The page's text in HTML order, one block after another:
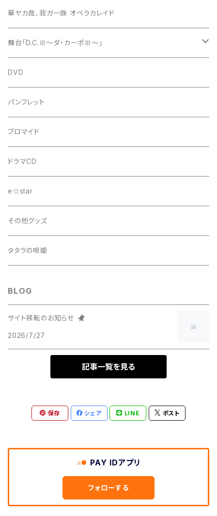
華ヤカ哉、我ガ一族 オペラカレイド
舞台「D.C.Ⅲ～ダ・カーポⅢ～」
舞台「D.C.Ⅲ～ダ・カーポⅢ～ミライへの伝言」
舞台『D.C.III～ダ・カーポIII～君と旅する時の魔法』
DVD
パンフレット
ブロマイド
ドラマCD
e☆star
その他グッズ
タタラの唄姫
BLOG
サイト移転のお知らせ
2026/7/27
記事一覧を見る
保存 シェア LINE ポスト
PAY IDアプリ
フォローする